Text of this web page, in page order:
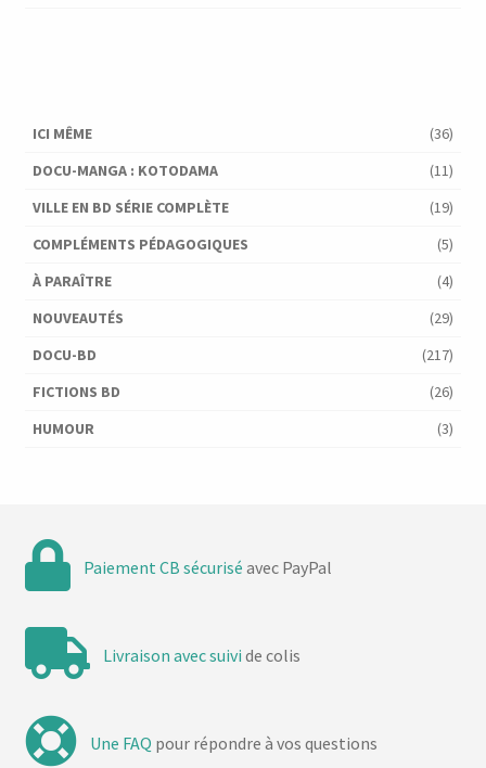
ICI MÊME
(36)
DOCU-MANGA : KOTODAMA
(11)
VILLE EN BD SÉRIE COMPLÈTE
(19)
COMPLÉMENTS PÉDAGOGIQUES
(5)
À PARAÎTRE
(4)
NOUVEAUTÉS
(29)
DOCU-BD
(217)
FICTIONS BD
(26)
HUMOUR
(3)
Paiement CB sécurisé avec PayPal
Livraison avec suivi de colis
Une FAQ pour répondre à vos questions